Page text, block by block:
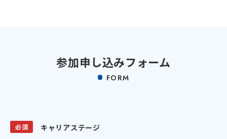
参加申し込みフォーム
FORM
必須
キャリアステージ